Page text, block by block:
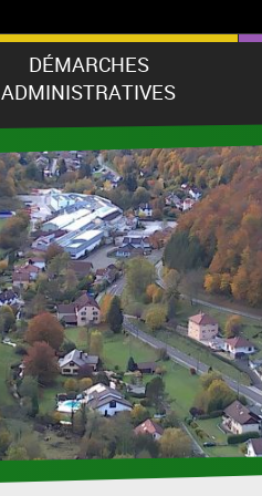
DÉMARCHES
ADMINISTRATIVES